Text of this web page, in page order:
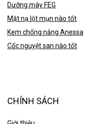
Dưỡng mày FEG
Mặt nạ lột mụn nào tốt
Kem chống nắng Anessa
Cốc nguyệt san nào tốt
CHÍNH SÁCH